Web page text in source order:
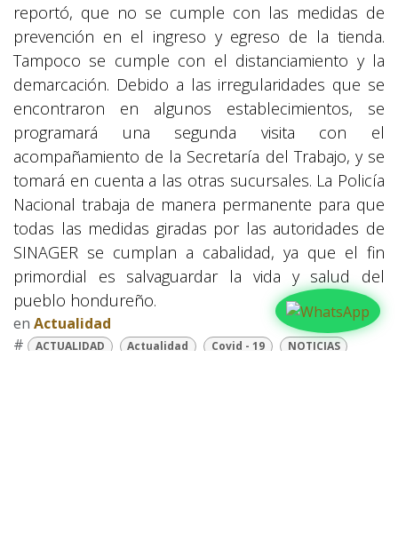
reportó, que no se cumple con las medidas de
prevención en el ingreso y egreso de la tienda.
Tampoco se cumple con el distanciamiento y la
demarcación. Debido a las irregularidades que se
encontraron en algunos establecimientos, se
programará una segunda visita con el
acompañamiento de la Secretaría del Trabajo, y se
tomará en cuenta a las otras sucursales. La Policía
Nacional trabaja de manera permanente para que
todas las medidas giradas por las autoridades de
SINAGER se cumplan a cabalidad, ya que el fin
primordial es salvaguardar la vida y salud del
pueblo hondureño.
en Actualidad
#
ACTUALIDAD Actualidad Covid - 19
NOTICIAS